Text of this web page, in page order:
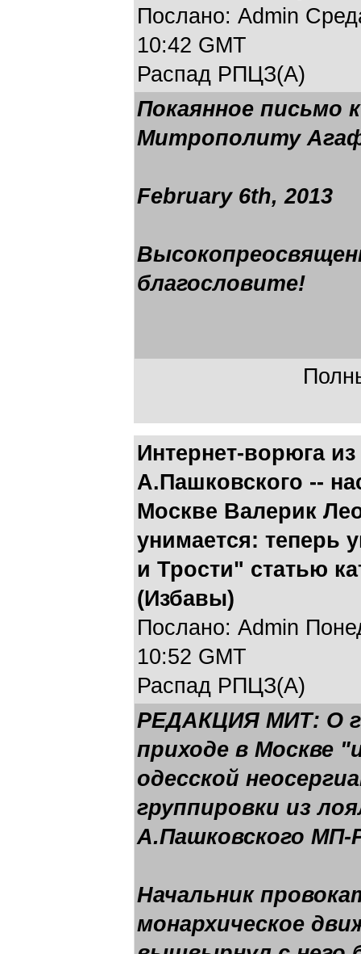
Послано: Admin
10:42 GMT
Распад РПЦЗ(А)
Покаянное письмо
Митрополиту
February 6th, 2013
благословите!
Интернет-ворюга
А.Пашковского --
Москве Валерик
унимается: теперь
и Трости" статью
(Избавы)
Послано: Admin
10:52 GMT
Распад РПЦЗ(А)
РЕДАКЦИЯ МИТ: О
приходе в Москве
одесской
группировки из
А.Пашковского
Начальник
монархическое